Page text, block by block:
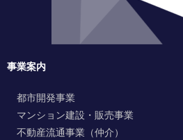
事業案内
都市開発事業
マンション建設・販売事業
不動産流通事業（仲介）